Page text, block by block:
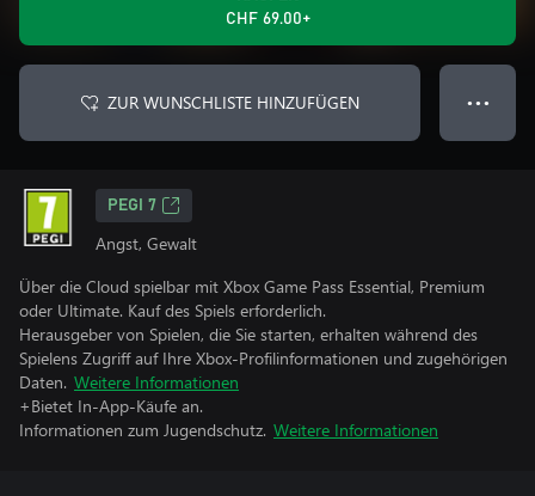
CHF 69.00+
ZUR WUNSCHLISTE HINZUFÜGEN ● ● ●
PEGI 7
Angst, Gewalt
Über die Cloud spielbar mit Xbox Game Pass Essential, Premium
oder Ultimate. Kauf des Spiels erforderlich.
Herausgeber von Spielen, die Sie starten, erhalten während des
Spielens Zugriff auf Ihre Xbox-Profilinformationen und zugehörigen
Daten. Weitere Informationen
+Bietet In-App-Käufe an.
Informationen zum Jugendschutz. Weitere Informationen